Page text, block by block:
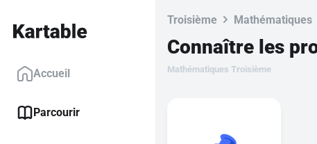
Accueil
Parcourir
Troisième Mathématiques
Connaître les
Mathématiques Troisième